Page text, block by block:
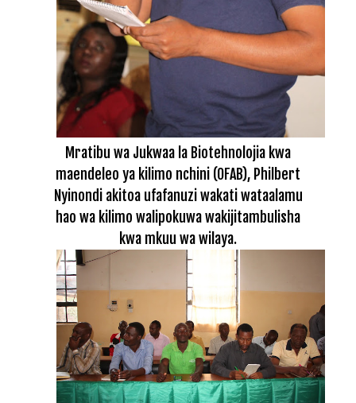
Mratibu wa Jukwaa la Biotehnolojia kwa
maendeleo ya kilimo nchini (OFAB), Philbert
Nyinondi akitoa ufafanuzi wakati wataalamu
hao wa kilimo walipokuwa wakijitambulisha
kwa mkuu wa wilaya.